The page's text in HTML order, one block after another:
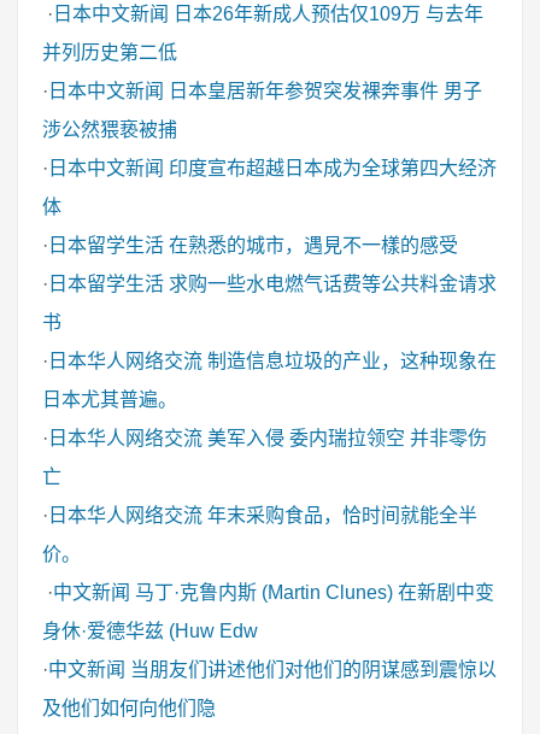
· 日本中文新闻
日本26年新成人预估仅109万 与去年
并列历史第二低
· 日本中文新闻
日本皇居新年参贺突发裸奔事件 男子
涉公然猥亵被捕
· 日本中文新闻 印度宣布超越日本成为全球第四大经济
体
· 日本留学生活 在熟悉的城市，遇見不一樣的感受
· 日本留学生活 求购一些水电燃气话费等公共料金请求
书
· 日本华人网络交流 制造信息垃圾的产业，这种现象在
日本尤其普遍。
· 日本华人网络交流 美军入侵 委内瑞拉领空 并非零伤
亡
· 日本华人网络交流 年末采购食品，恰时间就能全半
价。
·中文新闻 马丁·克鲁内斯 (Martin Clunes) 在新剧中变
身休·爱德华兹 (Huw Edw
·中文新闻 当朋友们讲述他们对他们的阴谋感到震惊以
及他们如何向他们隐